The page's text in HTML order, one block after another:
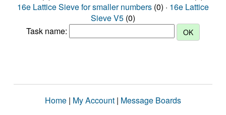
16e Lattice Sieve for smaller numbers (0) · 16e Lattice
Sieve V5 (0)
Task name:
Home | My Account | Message Boards